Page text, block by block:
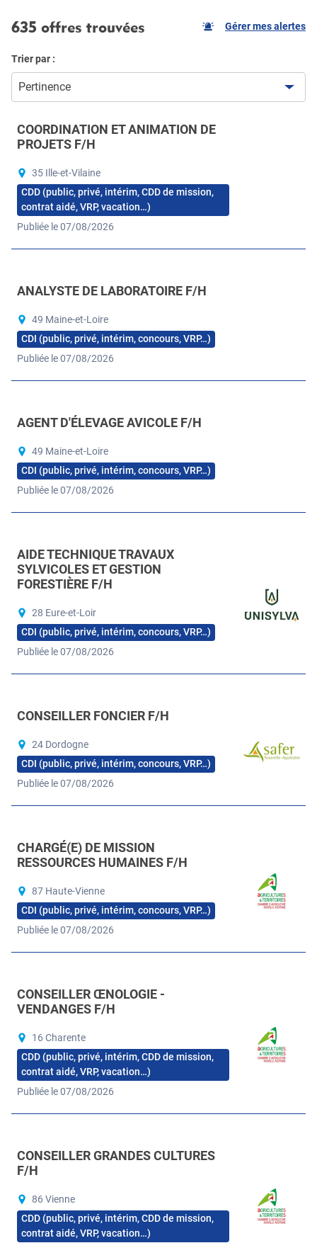
635 offres trouvées Gérer mes alertes
Trier par :
Pertinence
COORDINATION ET ANIMATION DE
PROJETS F/H
35 Ille-et-Vilaine
CDD (public, privé, intérim, CDD de mission,
contrat aidé, VRP, vacation…)
Publiée le 07/08/2026
ANALYSTE DE LABORATOIRE F/H
49 Maine-et-Loire
CDI (public, privé, intérim, concours, VRP…)
Publiée le 07/08/2026
AGENT D'ÉLEVAGE AVICOLE F/H
49 Maine-et-Loire
CDI (public, privé, intérim, concours, VRP…)
Publiée le 07/08/2026
AIDE TECHNIQUE TRAVAUX
SYLVICOLES ET GESTION
FORESTIÈRE F/H
28 Eure-et-Loir
CDI (public, privé, intérim, concours, VRP…)
Publiée le 07/08/2026
CONSEILLER FONCIER F/H
24 Dordogne
CDI (public, privé, intérim, concours, VRP…)
Publiée le 07/08/2026
CHARGÉ(E) DE MISSION
RESSOURCES HUMAINES F/H
87 Haute-Vienne
CDI (public, privé, intérim, concours, VRP…)
Publiée le 07/08/2026
CONSEILLER ŒNOLOGIE -
VENDANGES F/H
16 Charente
CDD (public, privé, intérim, CDD de mission,
contrat aidé, VRP, vacation…)
Publiée le 07/08/2026
CONSEILLER GRANDES CULTURES
F/H
86 Vienne
CDD (public, privé, intérim, CDD de mission,
contrat aidé, VRP, vacation…)